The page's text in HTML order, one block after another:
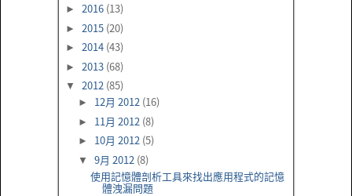
► 2016 (13)
► 2015 (20)
► 2014 (43)
► 2013 (68)
▼ 2012 (85)
► 12月 2012 (16)
► 11月 2012 (8)
► 10月 2012 (5)
▼ 9月 2012 (8)
使用記憶體剖析工具來找出應用程式的記憶
體洩漏問題